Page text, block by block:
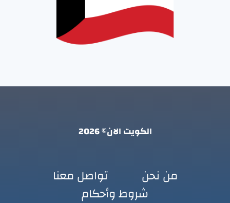
الكويت الان© 2026
من نحن
تواصل معنا
شروط وأحكام